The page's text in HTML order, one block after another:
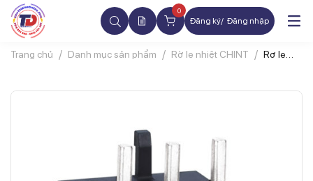
0
Đăng ký Đăng nhập
Trang chủ Danh mục sản phẩm Rờ le nhiệt CHINT
Rơ le